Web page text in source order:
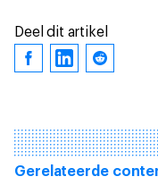
Deel dit artikel
Gerelateerde